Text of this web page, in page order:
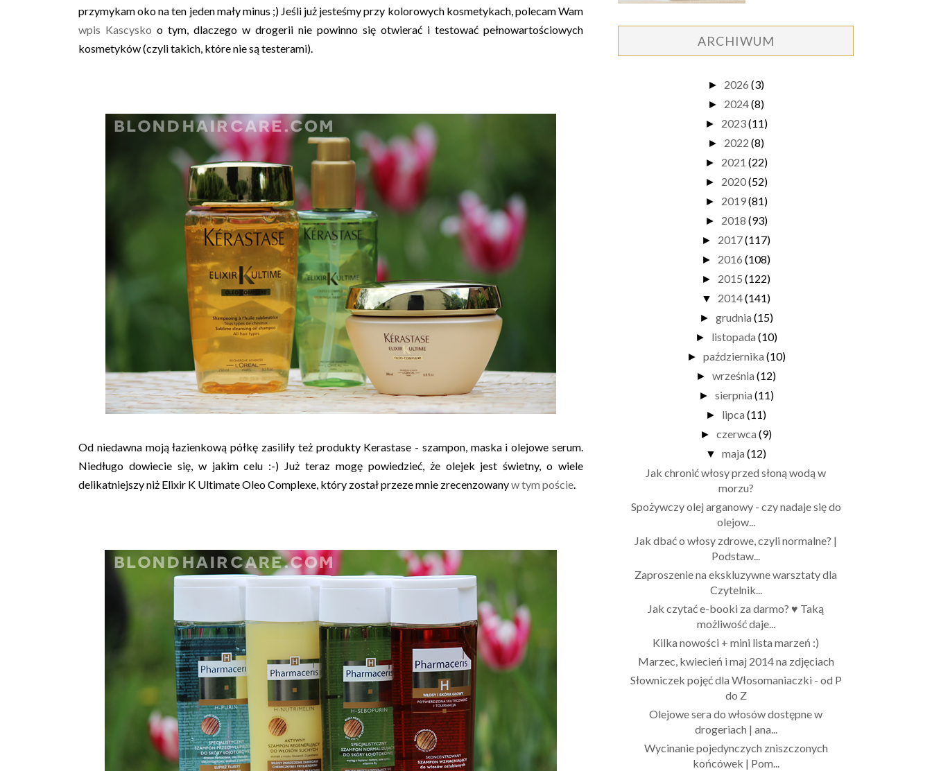
przymykam oko na ten jeden mały minus ;) Jeśli już jesteśmy przy kolorowych kosmetykach, polecam Wam
wpis Kascysko o tym, dlaczego w drogerii nie powinno się otwierać i testować pełnowartościowych
kosmetyków (czyli takich, które nie są testerami).
Od niedawna moją łazienkową półkę zasiliły też produkty Kerastase - szampon, maska i olejowe serum.
Niedługo dowiecie się, w jakim celu :-) Już teraz mogę powiedzieć, że olejek jest świetny, o wiele
delikatniejszy niż Elixir K Ultimate Oleo Complexe, który został przeze mnie zrecenzowanyw tym poście.
ARCHIWUM
► 2026 (3)
► 2024(8)
► 2023(11)
► 2022 (8)
► 2021 (22)
► 2020(52)
► 2019(81)
► 2018 (93)
► 2017(117)
► 2016 (108)
► 2015 (122)
▼ 2014(141)
► grudnia (15)
► listopada (10)
► października (10)
► września (12)
► sierpnia (11)
► lipca (11)
► czerwca (9)
▼ maja (12)
Jak chronić włosy przed słoną wodą w
morzu?
Spożywczy olej arganowy - czy nadaje się do
olejow...
Jak dbać o włosy zdrowe, czyli normalne? |
Podstaw...
Zaproszenie na ekskluzywne warsztaty dla
Czytelnik...
Jak czytać e-booki za darmo? ♥ Taką
możliwość daje...
Kilka nowości + mini lista marzeń :)
Marzec, kwiecień i maj 2014 na zdjęciach
Słowniczek pojęć dla Włosomaniaczki - od P
do Z
Olejowe sera do włosów dostępne w
drogeriach | ana...
Wycinanie pojedynczych zniszczonych
końcówek | Pom...